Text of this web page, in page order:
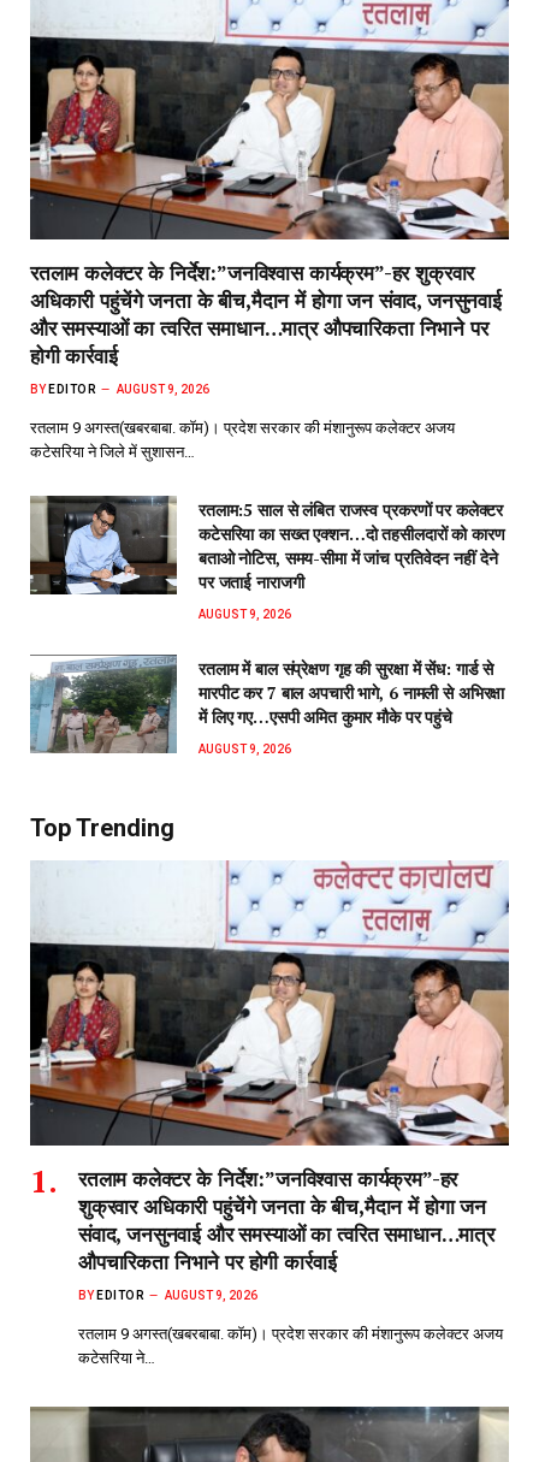
रतलाम कलेक्टर के निर्देश:”जनविश्वास कार्यक्रम”-हर शुक्रवार
अधिकारी पहुंचेंगे जनता के बीच,मैदान में होगा जन संवाद, जनसुनवाई
और समस्याओं का त्वरित समाधान…मात्र औपचारिकता निभाने पर
होगी कार्रवाई
BY EDITOR AUGUST 9, 2026
रतलाम 9 अगस्त(खबरबाबा. कॉम)। प्रदेश सरकार की मंशानुरूप कलेक्टर अजय
कटेसरिया ने जिले में सुशासन…
रतलाम:5 साल से लंबित राजस्व प्रकरणों पर कलेक्टर
कटेसरिया का सख्त एक्शन…दो तहसीलदारों को कारण
बताओ नोटिस, समय-सीमा में जांच प्रतिवेदन नहीं देने
पर जताई नाराजगी
AUGUST 9, 2026
रतलाम में बाल संप्रेक्षण गृह की सुरक्षा में सेंध: गार्ड से
मारपीट कर 7 बाल अपचारी भागे, 6 नामली से अभिरक्षा
में लिए गए…एसपी अमित कुमार मौके पर पहुंचे
AUGUST 9, 2026
Top Trending
रतलाम कलेक्टर के निर्देश:”जनविश्वास कार्यक्रम”-हर
शुक्रवार अधिकारी पहुंचेंगे जनता के बीच,मैदान में होगा जन
संवाद, जनसुनवाई और समस्याओं का त्वरित समाधान…मात्र
औपचारिकता निभाने पर होगी कार्रवाई
BY EDITOR AUGUST 9, 2026
रतलाम 9 अगस्त(खबरबाबा. कॉम)। प्रदेश सरकार की मंशानुरूप कलेक्टर अजय
कटेसरिया ने…